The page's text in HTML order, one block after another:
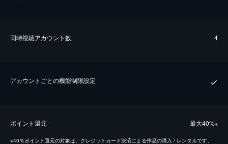
同時視聴アカウント数 4
アカウントごとの機能制限設定
ポイント還元 最⼤40%※
※40％ポイント還元の対象は、クレジットカード決済による作品の購入 / レンタルです。